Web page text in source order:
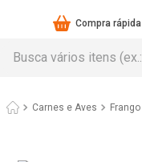
Compra rápida
Carnes e Aves Frango